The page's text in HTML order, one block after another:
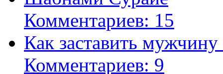
Комментариев: 15
Как заставить
Комментариев: 9